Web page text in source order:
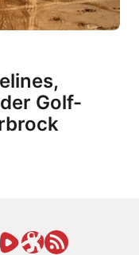
Golf-